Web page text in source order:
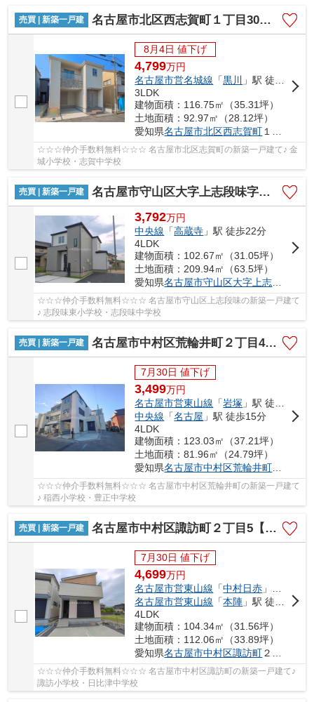
売買 | 新築一戸建 名古屋市北区西志賀町１丁目30【仲介手数料無料】新築一戸建て 1号棟
8月4日 値下げ
4,799万円
名古屋市営名城線 「黒川
」駅 徒歩14分
3LDK
建物面積：116.75㎡（35.31坪）
土地面積：92.97㎡（28.12坪）
愛知県名古屋市北区西志賀町 １丁目30
☆☆☆仲介手数料無料☆☆☆ 名古屋市北区志賀町の新築一戸建て♪ 金
城小学校・志賀中学校
売買 | 新築一戸建 名古屋市守山区大字上志段味字茂中443-2【仲介手数料無料】新築一戸建て 3号棟
3,792万円
中央線 「高蔵寺 」駅 徒歩22分
4LDK
建物面積：102.67㎡（31.05坪）
土地面積：209.94㎡（63.5坪）
愛知県名古屋市守山区大字上志段味
☆☆☆仲介手数料無料☆☆☆ 名古屋市守山区上志段味の新築一戸建て
♪ 志段味東小学校・志段味中学校
売買 | 新築一戸建 名古屋市中村区荒輪井町２丁目40-1【仲介手数料無料】新築一戸建て 1号棟
7月30日 値下げ
3,499万円
名古屋市営東山線 「岩塚 」駅 徒歩24分
中央線 「名古屋 」駅 徒歩15分
4LDK
建物面積：123.03㎡（37.21坪）
土地面積：81.96㎡（24.79坪）
愛知県名古屋市中村区荒輪井町
☆☆☆仲介手数料無料☆☆☆ 名古屋市中村区荒輪井町の新築一戸建て
♪ 稲西小学校・豊正中学校
売買 | 新築一戸建 名古屋市中村区諏訪町２丁目5【仲介手数料無料】新築一戸建て 3号棟
7月30日 値下げ
4,699万円
名古屋市営東山線 「中村日赤 」駅 徒歩18分
名古屋市営東山線 「本陣 」駅 徒歩18分
4LDK
建物面積：104.34㎡（31.56坪）
土地面積：112.06㎡（33.89坪）
愛知県名古屋市中村区諏訪町２丁目5
☆☆☆仲介手数料無料☆☆☆ 名古屋市中村区諏訪町の新築一戸建て♪
諏訪小学校・日比津中学校